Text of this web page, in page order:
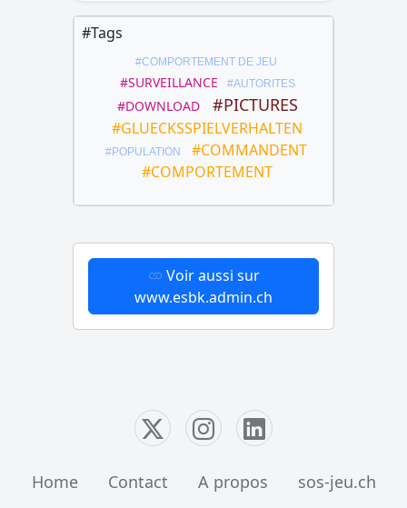
#Tags
#COMPORTEMENT DE JEU
#SURVEILLANCE #AUTORITES
#DOWNLOAD #PICTURES
#GLUECKSSPIELVERHALTEN
#POPULATION
#COMMANDENT
#COMPORTEMENT
Voir aussi sur
www.esbk.admin.ch
Home Contact A propos sos-jeu.ch